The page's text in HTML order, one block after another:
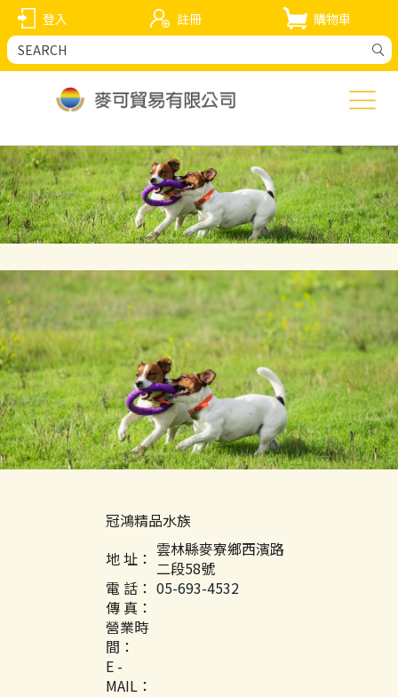
登入 註冊 購物車
冠鴻精品水族
地 址： 雲林縣麥寮鄉西濱路
二段58號
電 話： 05-693-4532
傳 真：
營業時
間：
E -
MAIL：